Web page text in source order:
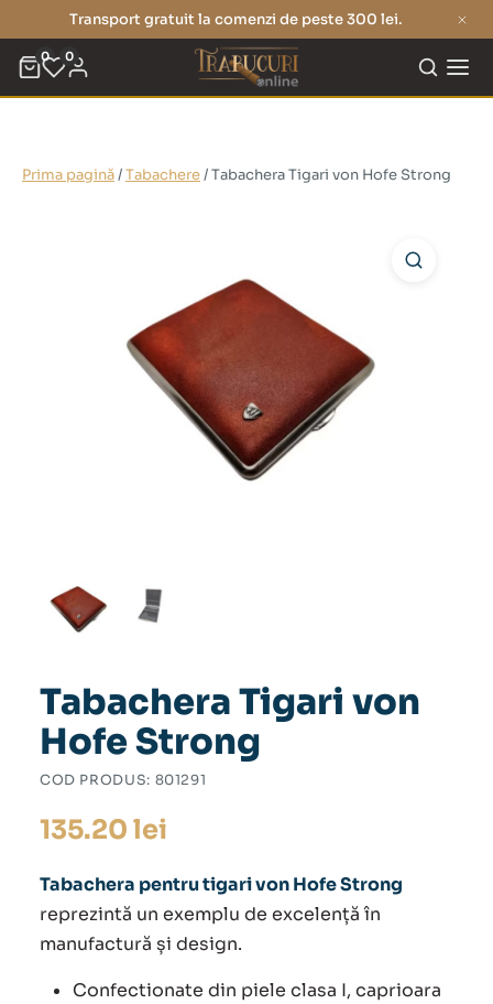
Transport gratuit la comenzi de peste 300 lei.
0 0
Prima pagină/Tabachere/ Tabachera Tigari von Hofe Strong
Tabachera Tigari von
Hofe Strong
COD PRODUS: 801291
135.20 lei
Tabachera pentru tigari von Hofe Strong
reprezintă un exemplu de excelență în
manufactură și design.
Confectionate din piele clasa I, caprioara